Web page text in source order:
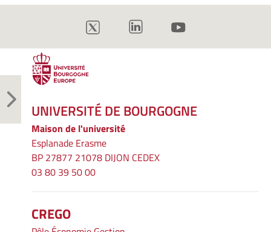
UNIVERSITÉ DE BOURGOGNE
Maison de l'université
Esplanade Erasme
BP 27877 21078 DIJON CEDEX
03 80 39 50 00
CREGO